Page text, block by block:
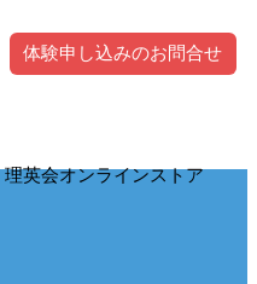
体験申し込みのお問合せ
理英会オンラインストア